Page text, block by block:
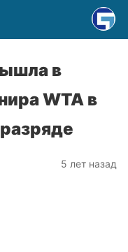
в
WTA в
5 лет назад